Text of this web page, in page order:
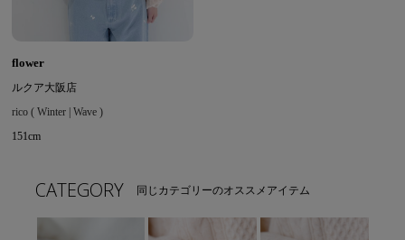
flower
ルクア大阪店
rico ( Winter | Wave )
151cm
CATEGORY 同じカテゴリーのオススメアイテム